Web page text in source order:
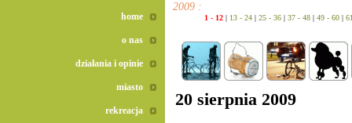
2009 :
1 - 12 | 13 - 24 | 25 - 36 | 37 - 48 | 49 - 60 |
20 sierpnia 2009
home
o nas
działania i opinie
miasto
rekreacja